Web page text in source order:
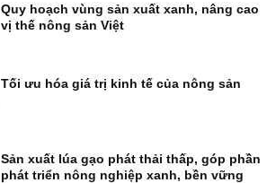
Quy hoạch vùng sản xuất xanh, nâng cao
vị thế nông sản Việt
Tối ưu hóa giá trị kinh tế của nông sản
Sản xuất lúa gạo phát thải thấp, góp phần
phát triển nông nghiệp xanh, bền vững